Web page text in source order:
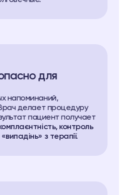
для
напоминаний,
делает процедуру
пациент получает
контроль
з терапії.